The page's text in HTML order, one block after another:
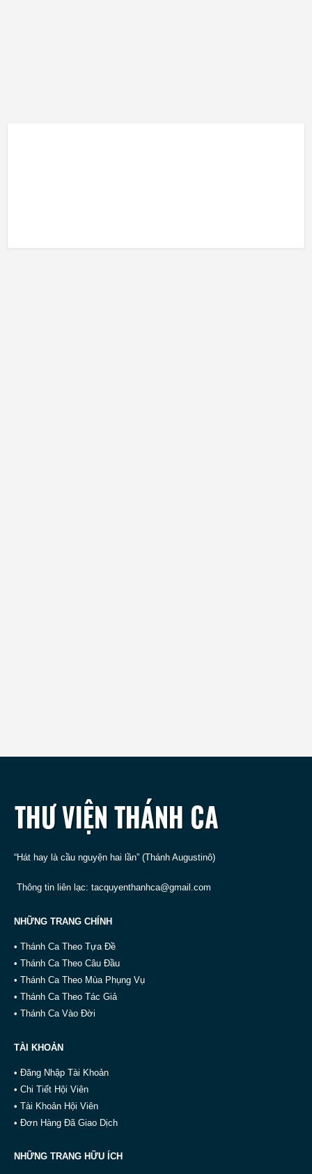
“Hát hay là cầu nguyện hai lần” (Thánh Augustinô)
Thông tin liên lạc: tacquyenthanhca@gmail.com
NHỮNG TRANG CHÍNH
• Thánh Ca Theo Tựa Đề
• Thánh Ca Theo Câu Đầu
• Thánh Ca Theo Mùa Phụng Vụ
• Thánh Ca Theo Tác Giả
• Thánh Ca Vào Đời
TÀI KHOẢN
• Đăng Nhập Tài Khoản
• Chi Tiết Hội Viên
• Tài Khoản Hội Viên
• Đơn Hàng Đã Giao Dịch
NHỮNG TRANG HỮU ÍCH